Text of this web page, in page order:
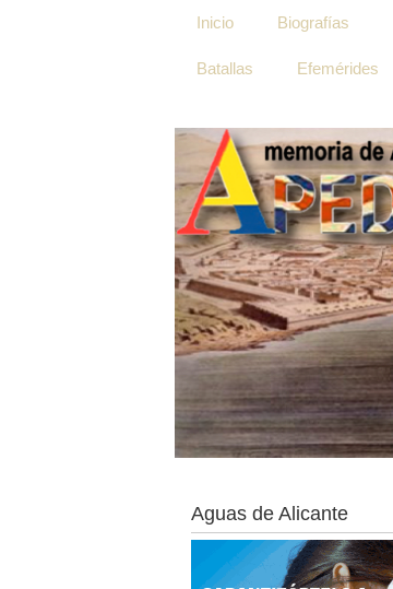
Inicio Biografías
Batallas Efemérides
Aguas de Alicante